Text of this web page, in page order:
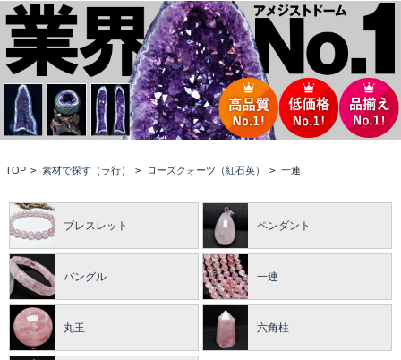
TOP > 素材で探す（ラ行） > ローズクォーツ（紅石英） > 一連
ブレスレット ペンダント
バングル 一連
丸玉 六角柱